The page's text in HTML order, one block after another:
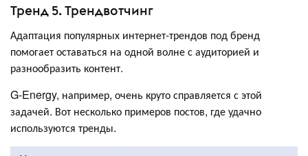
Тренд 5. Трендвотчинг
Адаптация популярных интернет-трендов под бренд
помогает оставаться на одной волне с аудиторией и
разнообразить контент.
G-Energy, например, очень круто справляется с этой
задачей. Вот несколько примеров постов, где удачно
используются тренды.